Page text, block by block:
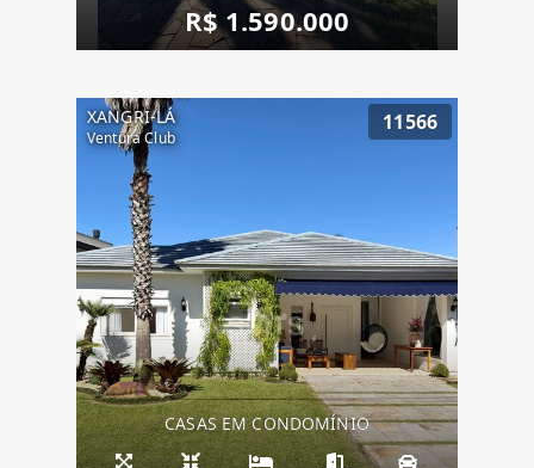
R$ 1.590.000
XANGRI-LÁ
Ventura Club
11566
CASAS EM CONDOMÍNIO